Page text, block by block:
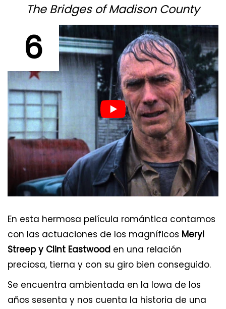
The Bridges of Madison County
6
En esta hermosa película romántica contamos
con las actuaciones de los magníficos Meryl
Streep y Clint Eastwood en una relación
preciosa, tierna y con su giro bien conseguido.
Se encuentra ambientada en la Iowa de los
años sesenta y nos cuenta la historia de una